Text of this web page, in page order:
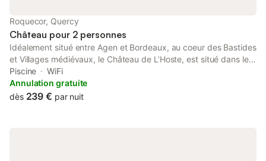
Roquecor, Quercy
Château pour 2 personnes
Idéalement situé entre Agen et Bordeaux, au coeur des Bastides
et Villages médiévaux, le Château de L’Hoste, est situé dans le
Quercy Blanc. Cette demeure d’exception du 17ème siècle
possède un parc de plus de 4 hectares avec une forêt et des
arbres centenaires ainsi qu’une Piscine L’atmosphère
Piscine
WiFi
Annulation gratuite
dès 239 € par nuit